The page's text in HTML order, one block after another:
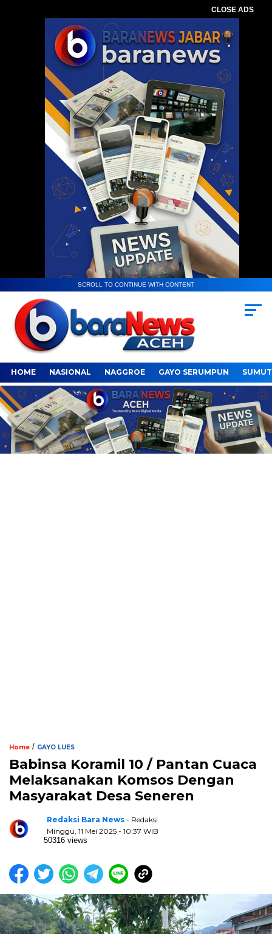
CLOSE ADS
SCROLL TO CONTINUE WITH CONTENT
HOME NASIONAL NAGGROE GAYO SERUMPUN SUMUT
Home / GAYO LUES
Babinsa Koramil 10 / Pantan Cuaca
Melaksanakan Komsos Dengan
Masyarakat Desa Seneren
Redaksi Bara News - Redaksi
Minggu, 11 Mei 2025 - 10:37 WIB
50316 views